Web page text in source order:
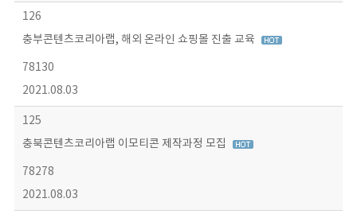
126
충부콘텐츠코리아랩, 해외 온라인 쇼핑몰 진출 교육
78130
2021.08.03
125
충북콘텐츠코리아랩 이모티콘 제작과정 모집
78278
2021.08.03